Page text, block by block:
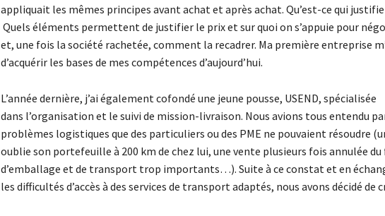
appliquait les mêmes principes avant achat et après achat. Qu’est-ce qui justifie
Quels éléments permettent de justifier le prix et sur quoi on s’appuie pour
et, une fois la société rachetée, comment la recadrer. Ma première entreprise
d’acquérir les bases de mes compétences d’aujourd’hui.
L’année dernière, j’ai également cofondé une jeune pousse, USEND, spécialisée
dans l’organisation et le suivi de mission-livraison. Nous avions tous entendu
problèmes logistiques que des particuliers ou des PME ne pouvaient résoudre
oublie son portefeuille à 200 km de chez lui, une vente plusieurs fois annulée
d’emballage et de transport trop importants…). Suite à ce constat et en
les difficultés d’accès à des services de transport adaptés, nous avons décidé de